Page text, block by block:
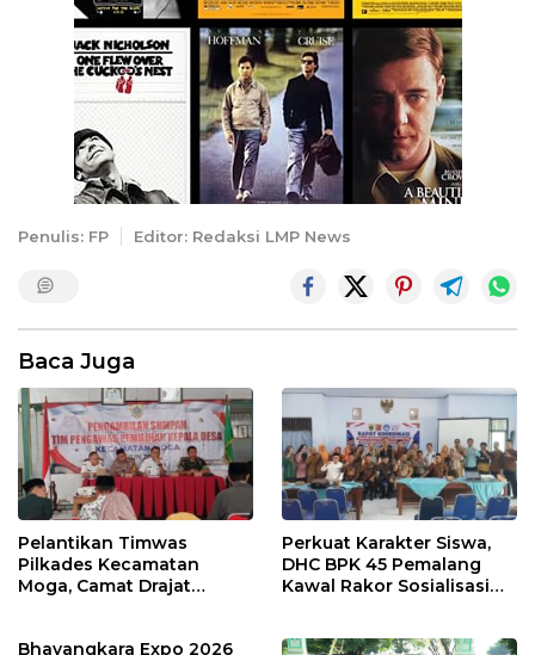
Penulis: FP Editor: Redaksi LMP News
Baca Juga
Pelantikan Timwas
Pilkades Kecamatan
Moga, Camat Drajat
Perkuat Karakter Siswa,
DHC BPK 45 Pemalang
Kawal Rakor Sosialisasi
Bhayangkara Expo 2026